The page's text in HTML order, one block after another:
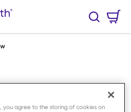
Søk
Se alle produkter
you agree to the storing of cookies on